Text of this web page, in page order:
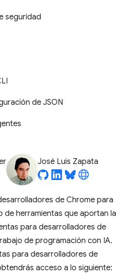
seguridad
de JSON
José Luis Zapata
de Chrome para
de herramientas que aportan la
para desarrolladores de
de programación con IA.
para desarrolladores de
acceso a lo siguiente: